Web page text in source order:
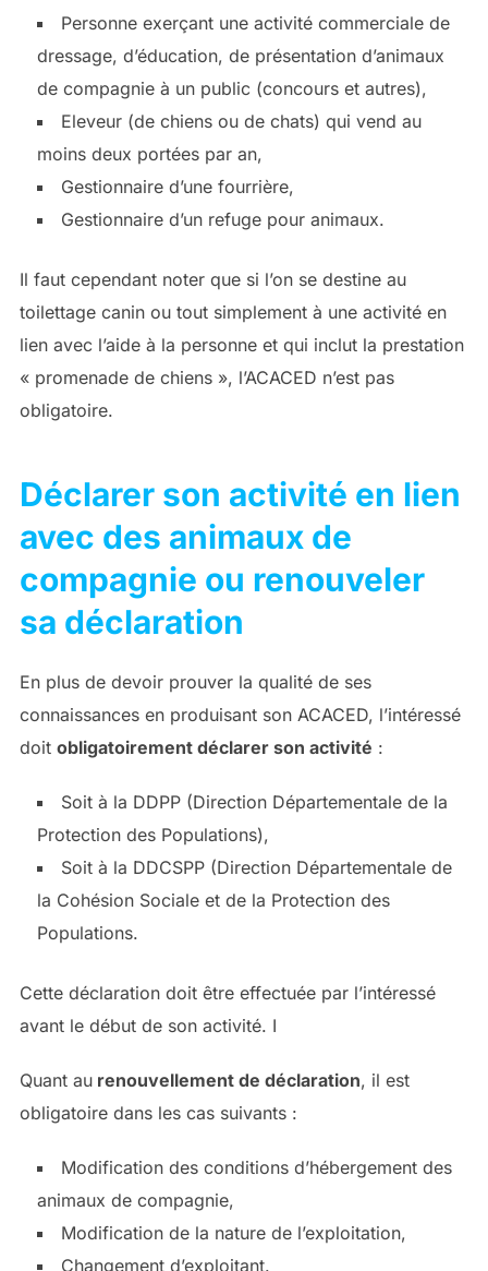
Personne exerçant une activité commerciale de
dressage, d’éducation, de présentation d’animaux
de compagnie à un public (concours et autres),
Eleveur (de chiens ou de chats) qui vend au
moins deux portées par an,
Gestionnaire d’une fourrière,
Gestionnaire d’un refuge pour animaux.
Il faut cependant noter que si l’on se destine au
toilettage canin ou tout simplement à une activité en
lien avec l’aide à la personne et qui inclut la prestation
« promenade de chiens », l’ACACED n’est pas
obligatoire.
Déclarer son activité en lien
avec des animaux de
compagnie ou renouveler
sa déclaration
En plus de devoir prouver la qualité de ses
connaissances en produisant son ACACED, l’intéressé
doit obligatoirement déclarer son activité :
Soit à la DDPP (Direction Départementale de la
Protection des Populations),
Soit à la DDCSPP (Direction Départementale de
la Cohésion Sociale et de la Protection des
Populations.
Cette déclaration doit être effectuée par l’intéressé
avant le début de son activité. I
Quant aurenouvellement de déclaration, il est
obligatoire dans les cas suivants :
Modification des conditions d’hébergement des
animaux de compagnie,
Modification de la nature de l’exploitation,
Changement d’exploitant.